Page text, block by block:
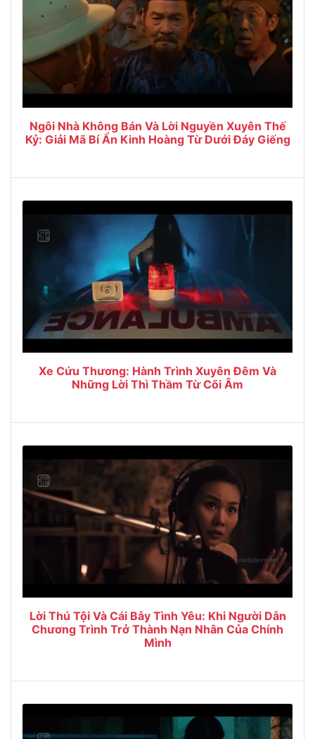
Ngôi Nhà Không Bán Và Lời Nguyền Xuyên Thế
Kỷ: Giải Mã Bí Ẩn Kinh Hoàng Từ Dưới Đáy Giếng
Xe Cứu Thương: Hành Trình Xuyên Đêm Và
Những Lời Thì Thầm Từ Cõi Âm
Lời Thú Tội Và Cái Bẫy Tình Yêu: Khi Người Dẫn
Chương Trình Trở Thành Nạn Nhân Của Chính
Mình